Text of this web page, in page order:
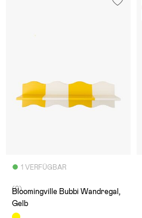
1 VERFÜGBAR
(0)
Bloomingville Bubbi Wandregal,
Gelb